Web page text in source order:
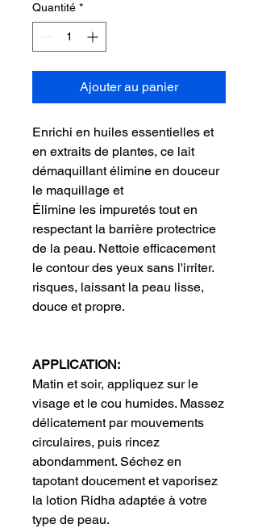
Quantité *
Ajouter au panier
Enrichi en huiles essentielles et
en extraits de plantes, ce lait
démaquillant élimine en douceur
le maquillage et
Élimine les impuretés tout en
respectant la barrière protectrice
de la peau. Nettoie efficacement
le contour des yeux sans l'irriter.
risques, laissant la peau lisse,
douce et propre.
APPLICATION:
Matin et soir, appliquez sur le
visage et le cou humides. Massez
délicatement par mouvements
circulaires, puis rincez
abondamment. Séchez en
tapotant doucement et vaporisez
la lotion Ridha adaptée à votre
type de peau.